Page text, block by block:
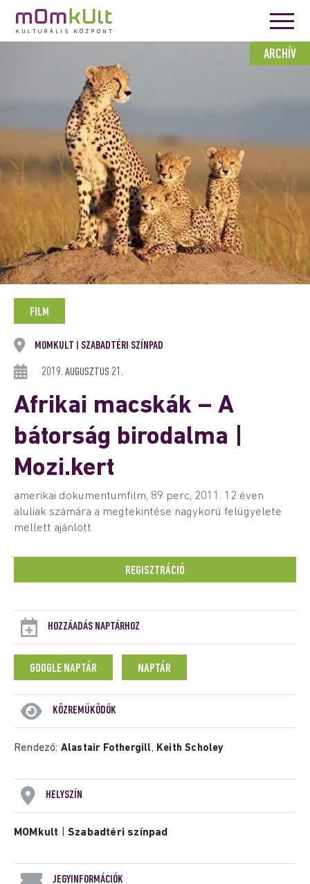
ARCHÍV
FILM
MOMKULT SZABADTÉRI SZÍNPAD
2019. AUGUSZTUS 21.
Afrikai macskák – A
bátorság birodalma |
Mozi.kert
amerikai dokumentumfilm, 89 perc, 2011. 12 éven
aluliak számára a megtekintése nagykorú felügyelete
mellett ajánlott
REGISZTRÁCIÓ
HOZZÁADÁS NAPTÁRHOZ
GOOGLE NAPTÁR NAPTÁR
KÖZREMŰKÖDŐK
Rendező: Alastair Fothergill, Keith Scholey
HELYSZÍN
MOMkult |Szabadtéri színpad
JEGYINFORMÁCIÓK